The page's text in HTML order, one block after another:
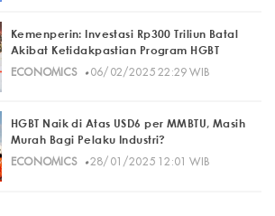
Kemenperin: Investasi Rp300 Triliun Batal
Akibat Ketidakpastian Program HGBT
ECONOMICS· 06/02/2025 22:29 WIB
HGBT Naik di Atas USD6 per MMBTU, Masih
Murah Bagi Pelaku Industri?
ECONOMICS· 28/01/2025 12:01 WIB